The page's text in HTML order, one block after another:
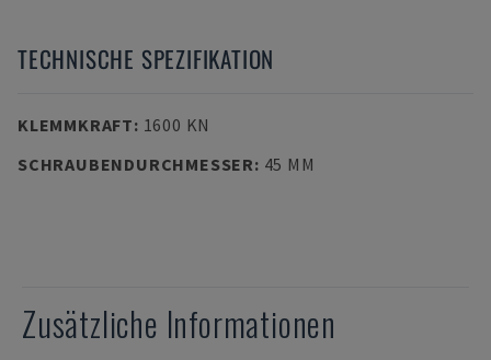
TECHNISCHE SPEZIFIKATION
KLEMMKRAFT: 1600 KN
SCHRAUBENDURCHMESSER: 45 MM
Zusätzliche Informationen